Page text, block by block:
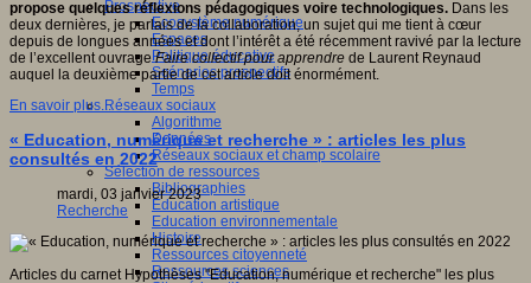
Prospective
Ecosystème numérique
Espaces
Politique éducative
Scénarios prospectifs
Temps
Réseaux sociaux
Algorithme
Données
Réseaux sociaux et champ scolaire
Sélection de ressources
Bibliographies
Education artistique
Education environnementale
Histoire
Ressources citoyenneté
Ressources sciences
propose quelques réflexions pédagogiques voire technologiques. Dans les
deux dernières, je parlais de la collaboration, un sujet qui me tient à cœur
depuis de longues années et dont l’intérêt a été récemment ravivé par la lecture
de l’excellent ouvrageFaire collectif pour apprendre de Laurent Reynaud
auquel la deuxième partie de cet article doit énormément.
En savoir plus...
« Education, numérique et recherche » : articles les plus
consultés en 2022
mardi, 03 janvier 2023
Recherche
Articles du carnet Hypothèses "Education, numérique et recherche" les plus